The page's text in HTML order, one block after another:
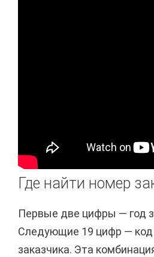
Где найти номер
Первые две цифры — год
Следующие 19 цифр — код
заказчика. Эта